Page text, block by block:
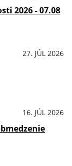
2026 - 07.08
27. JÚL 2026
16. JÚL 2026